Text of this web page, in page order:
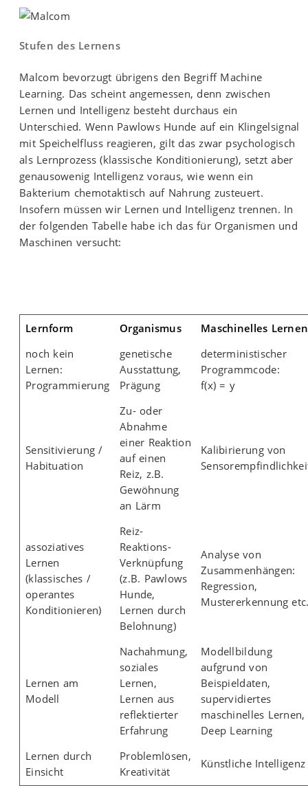
Stufen des Lernens
Malcom bevorzugt übrigens den Begriff Machine
Learning. Das scheint angemessen, denn zwischen
Lernen und Intelligenz besteht durchaus ein
Unterschied. Wenn Pawlows Hunde auf ein Klingelsignal
mit Speichelfluss reagieren, gilt das zwar psychologisch
als Lernprozess (klassische Konditionierung), setzt aber
genausowenig Intelligenz voraus, wie wenn ein
Bakterium chemotaktisch auf Nahrung zusteuert.
Insofern müssen wir Lernen und Intelligenz trennen. In
der folgenden Tabelle habe ich das für Organismen und
Maschinen versucht:
Lernform Organismus
Maschinelles Lernen
noch kein
Lernen:
Programmierung
genetische
Ausstattung,
Prägung
deterministischer
Programmcode:
f(x) = y
Sensitivierung /
Habituation
Zu- oder
Abnahme
einer Reaktion
auf einen
Reiz, z.B.
Gewöhnung
an Lärm
Kalibirierung von
assoziatives
Lernen
(klassisches /
operantes
Konditionieren)
Reiz-
Reaktions-
Verknüpfung
(z.B. Pawlows
Hunde,
Lernen durch
Belohnung)
Analyse von
Zusammenhängen:
Regression,
Mustererkennung
Lernen am
Modell
Nachahmung,
soziales
Lernen,
Lernen aus
reflektierter
Erfahrung
Modellbildung
aufgrund von
Beispieldaten,
supervidiertes
maschinelles Lernen,
Deep Learning
Lernen durch
Einsicht
Problemlösen,
Kreativität
Künstliche Intelligenz